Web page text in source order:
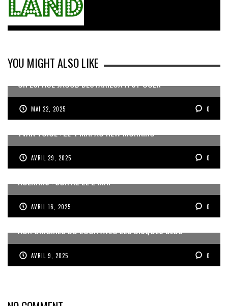
YOU MIGHT ALSO LIKE
UN ESPACE JACOB DESVARIEUX À ST OUEN
MAI 22, 2025 0
YVAN VOICE : LE 4 MAI AU NEW MORNING
AVRIL 29, 2025 0
KOÉRANS : SORTIE LE 2 MAI
AVRIL 16, 2025 0
AUX ORIGINES DU ZOUK AVEC LES DISQUES DEBS
AVRIL 9, 2025 0